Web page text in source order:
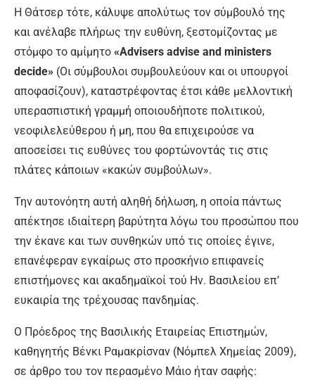
Η Θάτσερ τότε, κάλυψε απολύτως τον σύμβουλό της
και ανέλαβε πλήρως την ευθύνη, ξεστομίζοντας με
στόμφο το αμίμητο «Advisers advise and ministers
decide» (Οι σύμβουλοι συμβουλεύουν και οι υπουργοί
αποφασίζουν), καταστρέφοντας έτσι κάθε μελλοντική
υπερασπιστική γραμμή οποιουδήποτε πολιτικού,
νεοφιλελεύθερου ή μη, που θα επιχειρούσε να
αποσείσει τις ευθύνες του φορτώνοντάς τις στις
πλάτες κάποιων «κακών συμβούλων».
Την αυτονόητη αυτή αληθή δήλωση, η οποία πάντως
απέκτησε ιδιαίτερη βαρύτητα λόγω του προσώπου που
την έκανε και των συνθηκών υπό τις οποίες έγινε,
επανέφεραν εγκαίρως στο προσκήνιο επιφανείς
επιστήμονες και ακαδημαϊκοί τού Ην. Βασιλείου επ’
ευκαιρία της τρέχουσας πανδημίας.
Ο Πρόεδρος της Βασιλικής Εταιρείας Επιστημών,
καθηγητής Βένκι Ραμακρίσναν (Νόμπελ Χημείας 2009),
σε άρθρο του τον περασμένο Μάιο ήταν σαφής: